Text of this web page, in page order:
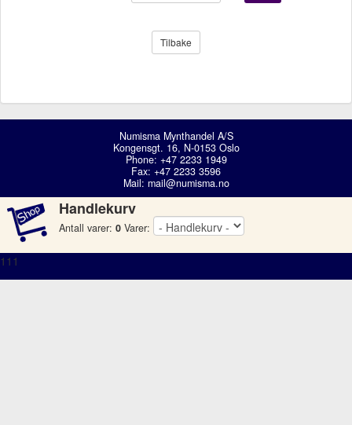
Tilbake
Numisma Mynthandel A/S
Kongensgt. 16, N-0153 Oslo
Phone: +47 2233 1949
Fax: +47 2233 3596
Mail: mail@numisma.no
Handlekurv
Antall varer: 0 Varer:
111